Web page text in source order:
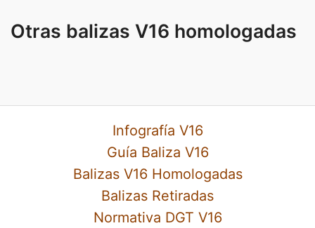
Otras balizas V16 homologadas
Infografía V16
Guía Baliza V16
Balizas V16 Homologadas
Balizas Retiradas
Normativa DGT V16